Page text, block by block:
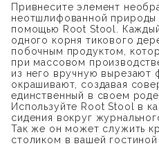
Привнесите элемент
неотшлифованной природы
помощью Root Stool.
одного корня тикового
побочным продуктом,
при массовом
из него вручную вырезают
окрашивают, создавая
единственный в своем
Используйте Root Stool в
сидения вокруг
Так же он может служить
столиком в вашей гостиной